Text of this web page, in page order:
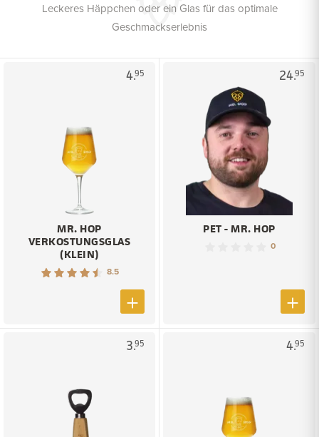
Leckeres Häppchen oder ein Glas für das optimale
Geschmackserlebnis
4.95
MR. HOP
VERKOSTUNGSGLAS
(KLEIN)
8.5
24.95
PET - MR. HOP
0
3.95 4.95